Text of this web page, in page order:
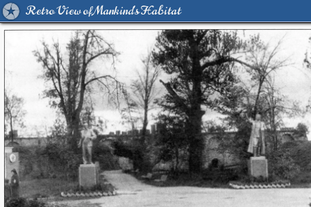
Retro View of Mankind's Habitat